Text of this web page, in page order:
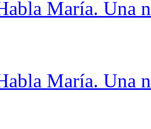
María. Una
María. Una